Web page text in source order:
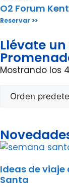
O2 Forum
Reservar >>
Llévate
Mostrando los
Ideas de
Santa